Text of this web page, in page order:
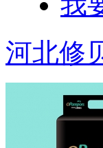
河北修